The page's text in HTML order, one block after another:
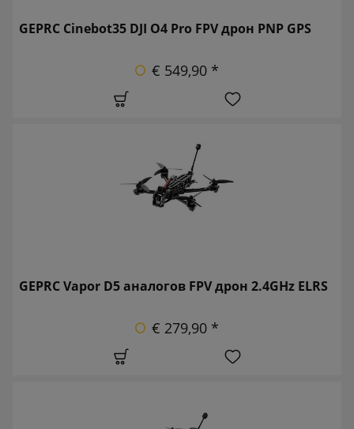
GEPRC Cinebot35 DJI O4 Pro FPV дрон PNP GPS
€ 549,90 *
GEPRC Vapor D5 аналогов FPV дрон 2.4GHz ELRS
€ 279,90 *